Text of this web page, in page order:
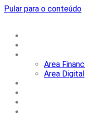
Pular para o conteúdo
Area
Area Digital